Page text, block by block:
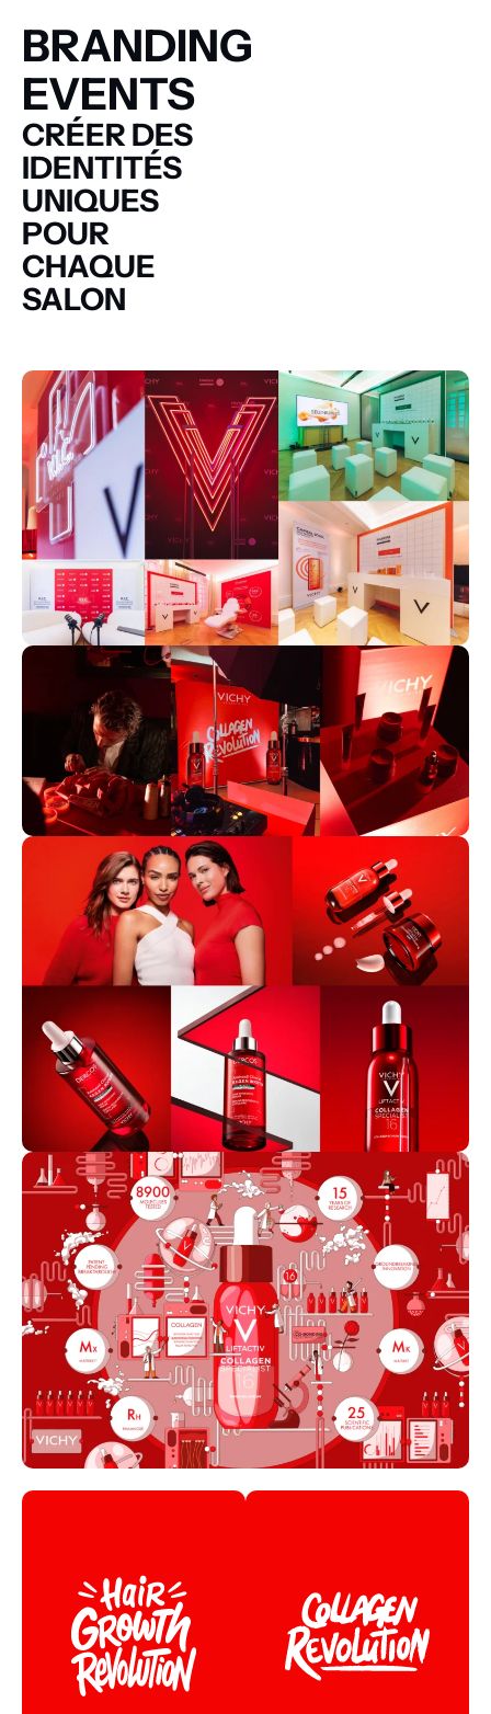
BRANDING
EVENTS
CRÉER DES
IDENTITÉS
UNIQUES
POUR
CHAQUE
SALON